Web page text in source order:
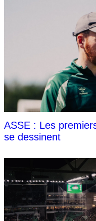
ASSE : Les
se dessinent